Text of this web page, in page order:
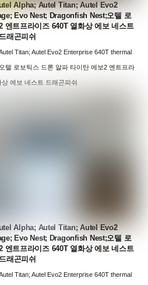
Alpha; Autel Titan; Autel Evo2
Evo Nest; Dragonfish Nest;오텔 로
엔트프라이즈 640T 열화상 에보 네스트
드래곤피쉬
Titan; Autel Evo2 Enterprise 640T thermal
텔 로보틱스 드론 알파 타이탄 에보2 엔트프라
상 에보 네스트 드래곤피쉬
Alpha; Autel Titan; Autel Evo2
Evo Nest; Dragonfish Nest;오텔 로
엔트프라이즈 640T 열화상 에보 네스트
드래곤피쉬
Titan; Autel Evo2 Enterprise 640T thermal